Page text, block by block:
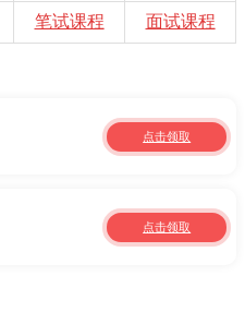
笔试课程 面试课程
点击领取
点击领取